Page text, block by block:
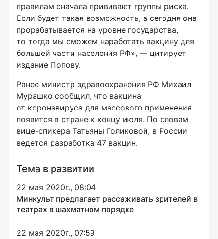
правилам сначала прививают группы риска.
Если будет такая возможность, а сегодня она
прорабатывается на уровне государства,
то тогда мы сможем наработать вакцину для
большей части населения РФ», — цитирует
издание Попову.
Ранее министр здравоохранения РФ Михаил
Мурашко сообщил, что вакцина
от коронавируса для массового применения
появится в стране к концу июля. По словам
вице-спикера Татьяны Голиковой, в России
ведется разработка 47 вакцин.
Тема в развитии
22 мая 2020г., 08:04
Минкульт предлагает рассаживать зрителей в
театрах в шахматном порядке
22 мая 2020г., 07:59